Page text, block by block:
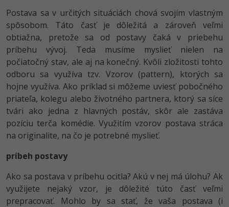
UML -80%
Algoritmy -41%
Umelá inteligencia -10%
Pre deti
Viac
Fórum
Linux a UNIX
Siete
Kybernetická bezpečnost
Elektronický podpis
Windows
Video
Ostatné
Fórum
Príbehy absolventov
Blog
Médiá
Kariéra
Postava sa v určitých situáciách chová svojím vlastným
spôsobom. Táto časť je dôležitá a zároveň veľmi
obtiažna, pretože sa od postavy čaká v priebehu
príbehu vývoj. Teda musíme myslieť nielen na
počiatočný stav, ale aj na konečný. Kvôli zložitosti tohto
odboru sa využíva tzv. Vzorov (pattern), ktorých sa
hojne využíva. Ako príklad si môžeme uviesť pobočného
priateľa, kolegu alebo životného partnera, ktorý sa síce
tvári ako jedna z hlavných postáv, skôr ale zastáva
pozíciu terča komédie. Využitím vzorov postava stráca
na originalite, na čo je potrebné myslieť.
príbeh postavy
Ako sa postava v príbehu ocitla? Akú v nej má úlohu? Ak
využijete nejaký vzor, je dôležité túto časť veľmi
prepracovať. Mohlo by sa stať, že vaša postava (i